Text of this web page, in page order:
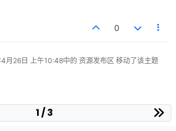
0
月26日 上午10:48中的 资源发布区 移动了该主题
1 / 3